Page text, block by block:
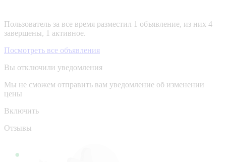
Пользователь за все время разместил 1 объявление, из них 4
завершены, 1 активное.
Посмотреть все объявления
Вы отключили уведомления
Мы не сможем отправить вам уведомление об изменении
цены
Включить
Отзывы